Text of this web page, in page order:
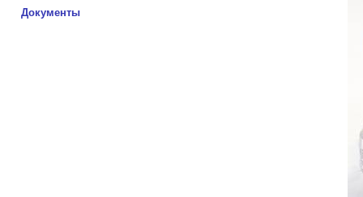
Документы